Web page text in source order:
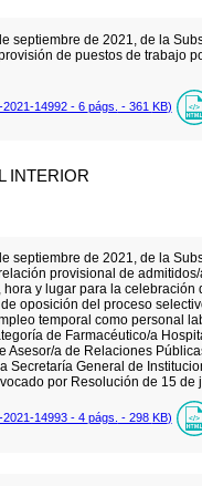
septiembre de 2021, de la
de puestos de trabajo
14992 - 6 págs. - 361 KB)
INTERIOR
septiembre de 2021, de la
provisional de
hora y lugar para la celebración
oposición del proceso
temporal como personal
de Farmacéutico/a
Asesor/a de Relaciones
Secretaría General de
por Resolución de 15 de
14993 - 4 págs. - 298 KB)